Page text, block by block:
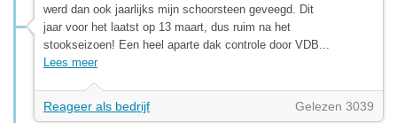
werd dan ook jaarlijks mijn schoorsteen geveegd. Dit
jaar voor het laatst op 13 maart, dus ruim na het
stookseizoen! Een heel aparte dak controle door VDB...
Lees meer
Reageer als bedrijf Gelezen 3039